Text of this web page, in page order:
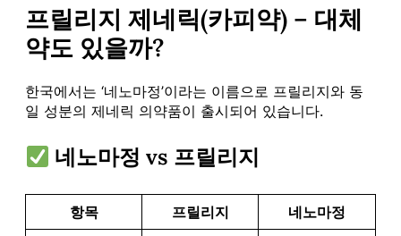
프릴리지 제네릭(카피약) – 대체
약도 있을까?
한국에서는 ‘네노마정’이라는 이름으로 프릴리지와 동
일 성분의 제네릭 의약품이 출시되어 있습니다.
네노마정 vs 프릴리지
항목 프릴리지
네노마정